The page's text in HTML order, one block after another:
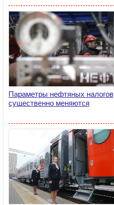
Параметры нефтяных налогов
существенно меняются